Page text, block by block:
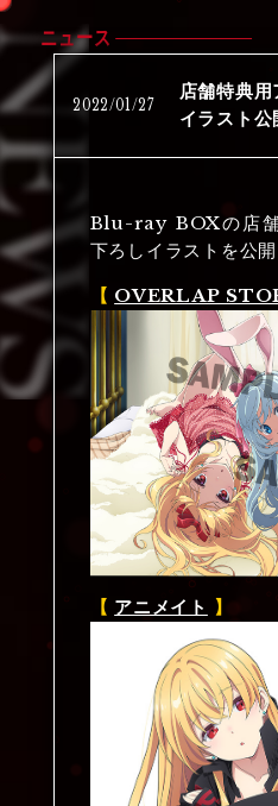
ニュース
2022/01/27
店舗特典
イラスト公
Blu-ray BOXの店舗
下ろしイラストを公開
【 OVERLAP
【 アニメイト 】